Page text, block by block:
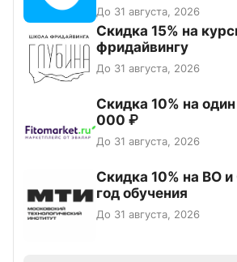
До 31 августа, 2026
Скидка 15% на
фридайвингу
До 31 августа, 2026
Скидка 10% на
000 ₽
До 31 августа, 2026
Скидка 10% на ВО
год обучения
До 31 августа, 2026